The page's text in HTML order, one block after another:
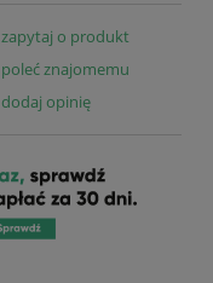
zapytaj o produkt
poleć znajomemu
dodaj opinię